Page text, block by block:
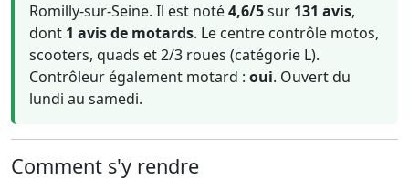
Romilly-sur-Seine. Il est noté4,6/5sur 131 avis,
dont 1 avis de motards. Le centre contrôle motos,
scooters, quads et 2/3 roues (catégorie L).
Contrôleur également motard : oui. Ouvert du
lundi au samedi.
Comment s'y rendre